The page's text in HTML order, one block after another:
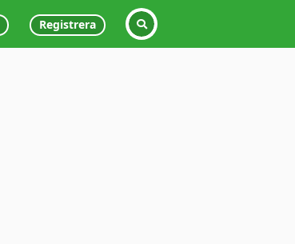
Registrera